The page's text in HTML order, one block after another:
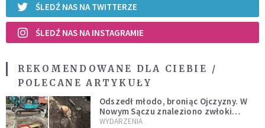
ŚLEDŹ NAS NA TWITTERZE
ŚLEDŹ NAS NA INSTAGRAMIE
REKOMENDOWANE DLA CIEBIE /
POLECANE ARTYKUŁY
Odszedł młodo, broniąc Ojczyzny. W
Nowym Sączu znaleziono zwłoki
mężczyzny z czasów potopu
WYDARZENIA